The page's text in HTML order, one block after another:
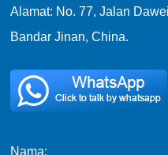
Alamat: No. 77, Jalan
Bandar Jinan, China.
Nama: